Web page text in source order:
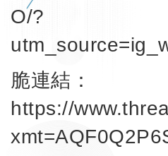
O/?
脆連結：
https://